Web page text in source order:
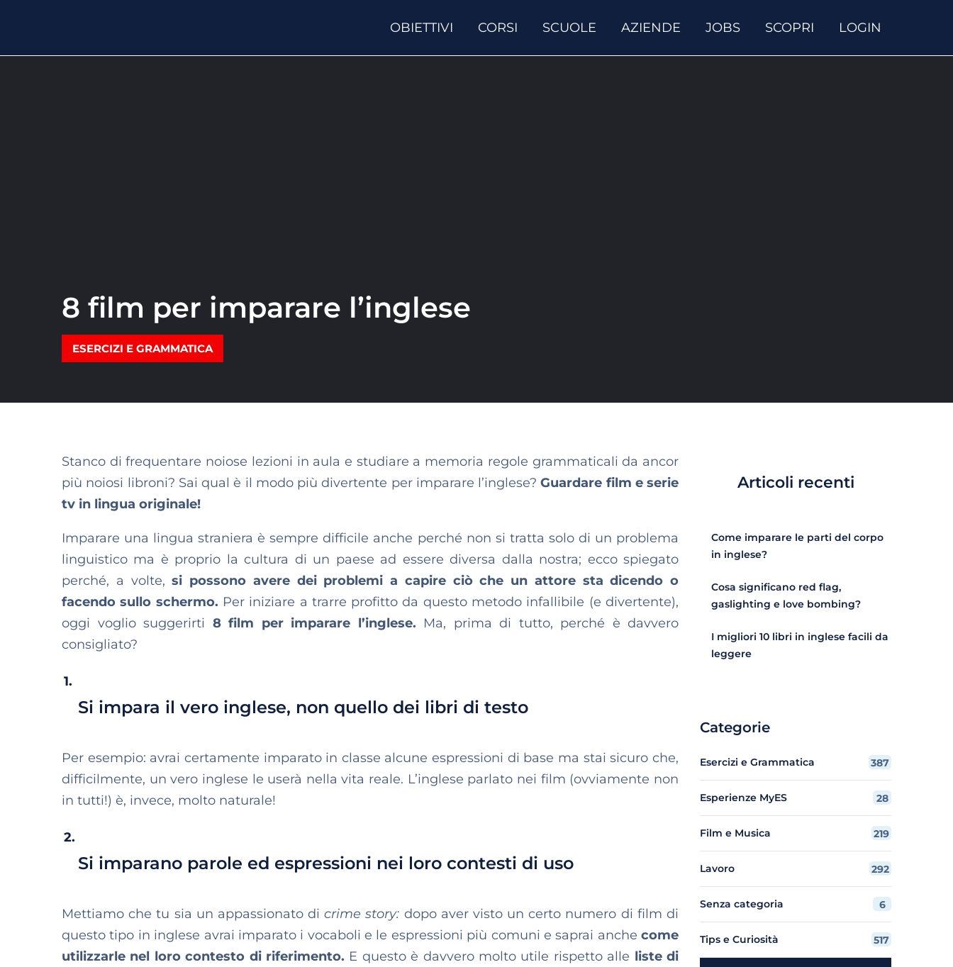
OBIETTIVI CORSI SCUOLE AZIENDE JOBS SCOPRI LOGIN
8 film per imparare l’inglese
ESERCIZI E GRAMMATICA
Stanco di frequentare noiose lezioni in aula e studiare a memoria regole grammaticali da ancor
più noiosi libroni? Sai qual è il modo più divertente per imparare l’inglese?Guardare film e serie
tv in lingua originale!
Imparare una lingua straniera è sempre difficile anche perché non si tratta solo di un problema
linguistico ma è proprio la cultura di un paese ad essere diversa dalla nostra; ecco spiegato
perché, a volte,si possono avere dei problemi a capire ciò che un attore sta dicendo o
facendo sullo schermo. Per iniziare a trarre profitto da questo metodo infallibile (e divertente),
oggi voglio suggerirti 8 film per imparare l’inglese. Ma, prima di tutto, perché è davvero
consigliato?
Si impara il vero inglese, non quello dei libri di testo
Per esempio: avrai certamente imparato in classe alcune espressioni di base ma stai sicuro che,
difficilmente, un vero inglese le userà nella vita reale. L’inglese parlato nei film (ovviamente non
in tutti!) è, invece, molto naturale!
Si imparano parole ed espressioni nei loro contesti di uso
Mettiamo che tu sia un appassionato dicrime story: dopo aver visto un certo numero di film di
questo tipo in inglese avrai imparato i vocaboli e le espressioni più comuni e saprai anche come
utilizzarle nel loro contesto di riferimento. E questo è davvero molto utile rispetto alle liste di
Articoli recenti
Come imparare le parti del corpo
in inglese?
Cosa significano red flag,
gaslighting e love bombing?
I migliori 10 libri in inglese facili da
leggere
Categorie
Esercizi e Grammatica 387
Esperienze MyES 28
Film e Musica 219
Lavoro 292
Senza categoria 6
Tips e Curiosità 517